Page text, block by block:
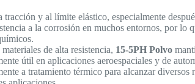
y al límite elástico, especialmente
a la corrosión en muchos entornos, por lo
de alta resistencia, 15-5PH Polvo
útil en aplicaciones aeroespaciales y de
a tratamiento térmico para alcanzar diversos